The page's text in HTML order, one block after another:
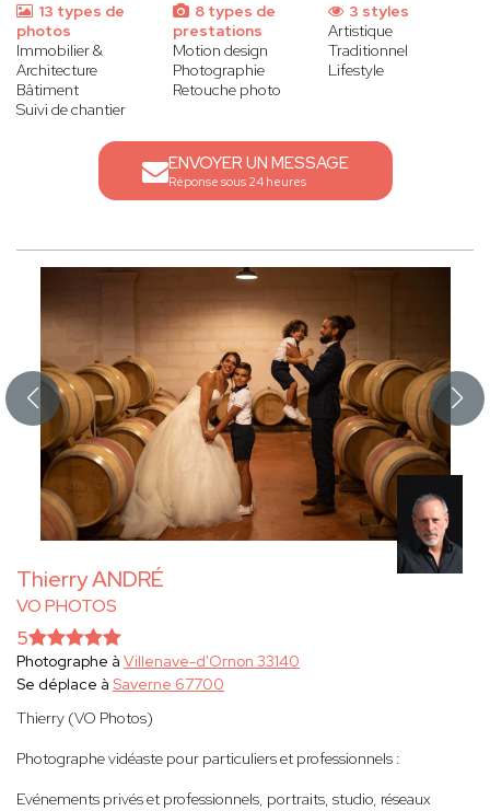
13 types de
photos
Immobilier &
Architecture
Bâtiment
Suivi de chantier
8 types de
prestations
Motion design
Photographie
Retouche photo
3 styles
Artistique
Traditionnel
Lifestyle
ENVOYER UN MESSAGE
Réponse sous 24 heures
Thierry ANDRÉ
VO PHOTOS
5
Photographe à Villenave-d'Ornon 33140
Se déplace à Saverne 67700
Thierry (VO Photos)
Photographe vidéaste pour particuliers et professionnels :
Evénements privés et professionnels, portraits, studio, réseaux